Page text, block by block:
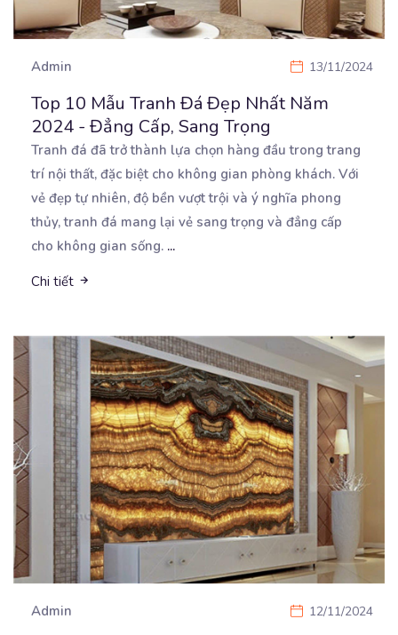
Admin 13/11/2024
Top 10 Mẫu Tranh Đá Đẹp Nhất Năm
2024 - Đẳng Cấp, Sang Trọng
Tranh đá đã trở thành lựa chọn hàng đầu trong trang
trí nội thất, đặc biệt cho không gian phòng khách. Với
vẻ đẹp tự nhiên, độ bền vượt trội và ý nghĩa phong
thủy, tranh đá mang lại vẻ sang trọng và đẳng cấp
cho không gian sống. ...
Chi tiết
Admin 12/11/2024